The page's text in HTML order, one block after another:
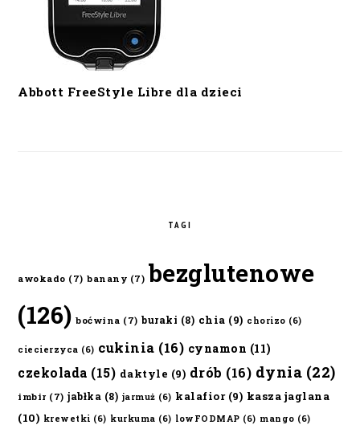
Abbott FreeStyle Libre dla dzieci
TAGI
awokado (7) banany (7) bezglutenowe
(126) boćwina (7) buraki (8) chia (9) chorizo (6)
ciecierzyca (6) cukinia (16) cynamon (11)
czekolada (15) daktyle (9) drób (16) dynia (22)
imbir (7) jabłka (8) jarmuż (6) kalafior(9) kasza jaglana
(10) krewetki (6) kurkuma (6) lowFODMAP (6) mango (6)